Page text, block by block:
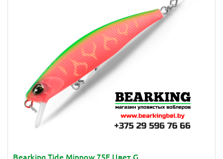
Bearking Tide Minnow 75F Цвет G